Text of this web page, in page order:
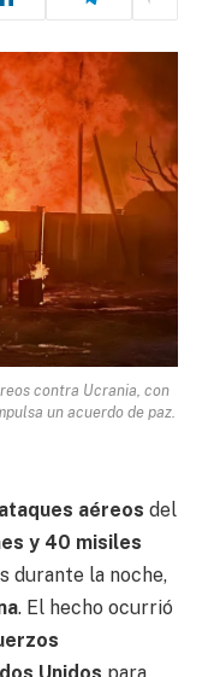
contra Ucrania, con
un acuerdo de paz.
aéreos del
y 40 misiles
durante la noche,
. El hecho ocurrió